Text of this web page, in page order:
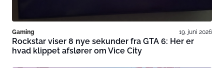
Gaming 19. juni 2026
Rockstar viser 8 nye sekunder fra GTA 6: Her er
hvad klippet afslører om Vice City